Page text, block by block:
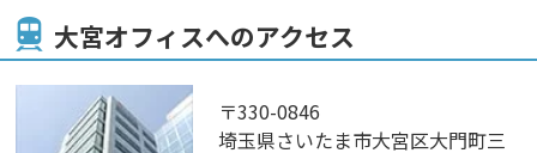
大宮オフィスへのアクセス
〒330-0846
埼玉県さいたま市大宮区大門町三